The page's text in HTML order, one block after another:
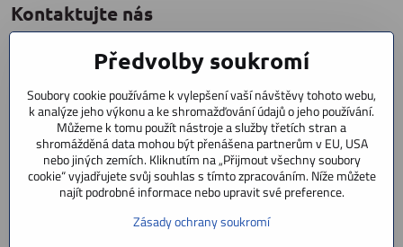
Kontaktujte nás
CYCLESTAR s​.r​.o​.
Praha 5 Radotín
153 00
+420 602 856 404
+420 723 603 807
servis
info​@cyclestar​.cz
Předvolby soukromí
Soubory cookie používáme k vylepšení vaší návštěvy tohoto webu,
k analýze jeho výkonu a ke shromažďování údajů o jeho používání.
Můžeme k tomu použít nástroje a služby třetích stran a
shromážděná data mohou být přenášena partnerům v EU, USA
nebo jiných zemích. Kliknutím na „Přijmout všechny soubory
cookie“ vyjadřujete svůj souhlas s tímto zpracováním. Níže můžete
najít podrobné informace nebo upravit své preference.
Zásady ochrany soukromí